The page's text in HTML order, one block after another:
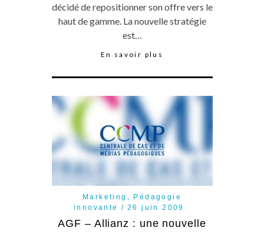
décidé de repositionner son offre vers le
haut de gamme. La nouvelle stratégie
est…
En savoir plus
Marketing ,
Pédagogie
innovante
26 juin 2009
AGF – Allianz : une nouvelle